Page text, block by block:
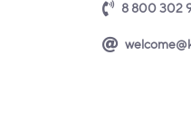
8 800 302